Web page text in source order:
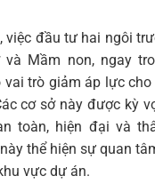
việc đầu tư hai ngôi
và Mầm non, ngay
trò giảm áp lực cho
cơ sở này được kỳ
toàn, hiện đại và
thể hiện sự quan
vực dự án.